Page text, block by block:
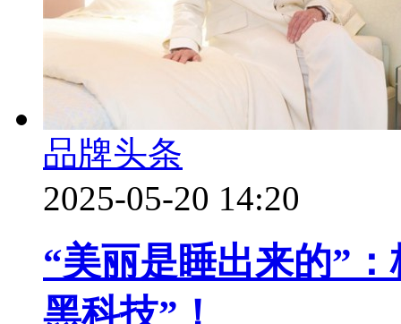
品牌头条
2025-05-20 14:20
“美丽是睡出来的”
黑科技”！